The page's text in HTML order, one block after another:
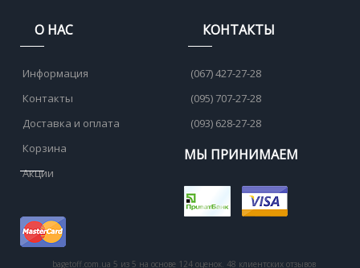
О НАС
Информация
Контакты
Доставка и оплата
Корзина
Акции
КОНТАКТЫ
(067) 427-27-28
(095) 707-27-28
(093) 628-27-28
МЫ ПРИНИМАЕМ
bagetoff.com.ua 5 из 5 на основе 124 оценок. 48 клиентских отзывов